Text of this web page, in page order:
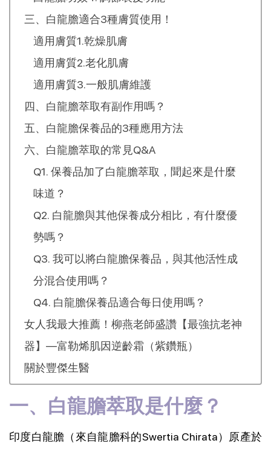
三、白龍膽適合3種膚質使用！
適用膚質1.乾燥肌膚
適用膚質2.老化肌膚
適用膚質3.一般肌膚維護
四、白龍膽萃取有副作用嗎？
五、白龍膽保養品的3種應用方法
六、白龍膽萃取的常見Q&A
Q1. 保養品加了白龍膽萃取，聞起來是什麼
味道？
Q2. 白龍膽與其他保養成分相比，有什麼優
勢嗎？
Q3. 我可以將白龍膽保養品，與其他活性成
分混合使用嗎？
Q4. 白龍膽保養品適合每日使用嗎？
女人我最大推薦！柳燕老師盛讚【最強抗老神
器】—富勒烯肌因逆齡霜（紫鑽瓶）
關於豐傑生醫
一、白龍膽萃取是什麼？
印度白龍膽（來自龍膽科的Swertia Chirata）原產於